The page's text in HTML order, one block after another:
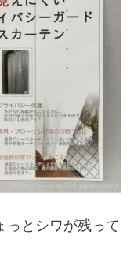
っとシワが残って